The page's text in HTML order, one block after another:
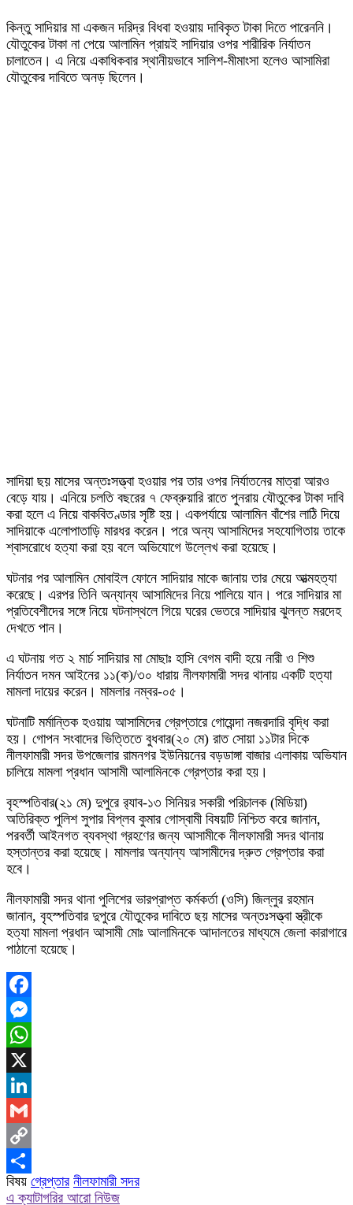
কিন্তু সাদিয়ার মা একজন দরিদ্র বিধবা হওয়ায় দাবিকৃত টাকা দিতে পারেননি।
যৌতুকের টাকা না পেয়ে আলামিন প্রায়ই সাদিয়ার ওপর শারীরিক নির্যাতন
চালাতেন। এ নিয়ে একাধিকবার স্থানীয়ভাবে সালিশ-মীমাংসা হলেও আসামিরা
যৌতুকের দাবিতে অনড় ছিলেন।
সাদিয়া ছয় মাসের অন্তঃসত্ত্বা হওয়ার পর তার ওপর নির্যাতনের মাত্রা আরও
বেড়ে যায়। এনিয়ে চলতি বছরের ৭ ফেব্রুয়ারি রাতে পুনরায় যৌতুকের টাকা দাবি
করা হলে এ নিয়ে বাকবিতণ্ডার সৃষ্টি হয়। একপর্যায়ে আলামিন বাঁশের লাঠি দিয়ে
সাদিয়াকে এলোপাতাড়ি মারধর করেন। পরে অন্য আসামিদের সহযোগিতায় তাকে
শ্বাসরোধে হত্যা করা হয় বলে অভিযোগে উল্লেখ করা হয়েছে।
ঘটনার পর আলামিন মোবাইল ফোনে সাদিয়ার মাকে জানায় তার মেয়ে আত্মহত্যা
করেছে। এরপর তিনি অন্যান্য আসামিদের নিয়ে পালিয়ে যান। পরে সাদিয়ার মা
প্রতিবেশীদের সঙ্গে নিয়ে ঘটনাস্থলে গিয়ে ঘরের ভেতরে সাদিয়ার ঝুলন্ত মরদেহ
দেখতে পান।
এ ঘটনায় গত ২ মার্চ সাদিয়ার মা মোছাঃ হাসি বেগম বাদী হয়ে নারী ও শিশু
নির্যাতন দমন আইনের ১১(ক)/৩০ ধারায় নীলফামারী সদর থানায় একটি হত্যা
মামলা দায়ের করেন। মামলার নম্বর-০৫।
ঘটনাটি মর্মান্তিক হওয়ায় আসামিদের গ্রেপ্তারে গোয়েন্দা নজরদারি বৃদ্ধি করা
হয়। গোপন সংবাদের ভিত্তিতে বুধবার(২০ মে) রাত সোয়া ১১টার দিকে
নীলফামারী সদর উপজেলার রামনগর ইউনিয়নের বড়ডাঙ্গা বাজার এলাকায় অভিযান
চালিয়ে মামলা প্রধান আসামী আলামিনকে গ্রেপ্তার করা হয়।
বৃহস্পতিবার(২১ মে) দুপুরে র‌্যাব-১৩ সিনিয়র সকারী পরিচালক (মিডিয়া)
অতিরিক্ত পুলিশ সুপার বিপ্লব কুমার গোস্বামী বিষয়টি নিশ্চিত করে জানান,
পরবর্তী আইনগত ব্যবস্থা গ্রহণের জন্য আসামীকে নীলফামারী সদর থানায়
হস্তান্তর করা হয়েছে। মামলার অন্যান্য আসামীদের দ্রুত গ্রেপ্তার করা
হবে।
নীলফামারী সদর থানা পুলিশের ভারপ্রাপ্ত কর্মকর্তা (ওসি) জিল্লুর রহমান
জানান, বৃহস্পতিবার দুপুরে যৌতুকের দাবিতে ছয় মাসের অন্তঃসত্ত্বা স্ত্রীকে
হত্যা মামলা প্রধান আসামী মোঃ আলামিনকে আদালতের মাধ্যমে জেলা কারাগারে
পাঠানো হয়েছে।
Facebook
Messenger
WhatsApp
X
LinkedIn
Gmail
Copy
Link
Share
বিষয় গ্রেপ্তার নীলফামারী সদর
এ ক্যাটাগরির আরো নিউজ